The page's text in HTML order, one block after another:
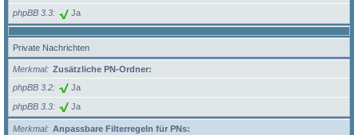
phpBB 3.3 Ja
Private Nachrichten
Merkmal
Zusätzliche PN-Ordner:
phpBB 3.2
Ja
phpBB 3.3 Ja
Merkmal
Anpassbare Filterregeln für PNs: